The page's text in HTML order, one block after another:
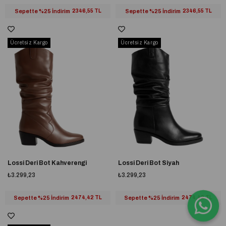
Sepette %25 İndirim 2346,55 TL Sepette %25 İndirim 2346,55 TL
Lossi Deri Bot Kahverengi
₺3.299,23
Sepette %25 İndirim 2474,42 TL
Ücretsiz Kargo
Lossi Deri Bot Siyah
₺3.299,23
Sepette %25 İndirim 2474,42 TL
Ücretsiz Kargo